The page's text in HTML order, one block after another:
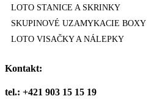
LOTO STANICE A SKRINKY
SKUPINOVÉ UZAMYKACIE BOXY
LOTO VISAČKY A NÁLEPKY
Kontakt:
tel.: +421 903 15 15 19